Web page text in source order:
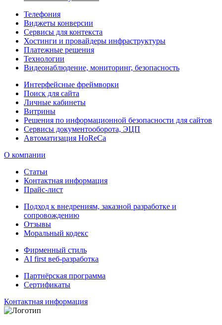
Телефония
Виджеты конверсии
Сервисы для контекста
Хостинги и провайдеры инфраструктуры
Платежные решения
Технологии
Видеонаблюдение, мониторинг, безопасность
Интерфейсные фреймворки
Поиск для сайта
Личные кабинеты
Витрины
Решения по информационной безопасности для сайтов
Сервисы документооборота, ЭЦП
Автоматизация HoReCa
О компании
Статьи
Контактная информация
Прайс-лист
Подход к внедрениям, заказной разработке и
сопровождению
Отзывы
Моральный кодекс
Фирменный стиль
AI first веб-разработка
Партнёрская программа
Сертификаты
Контактная информация